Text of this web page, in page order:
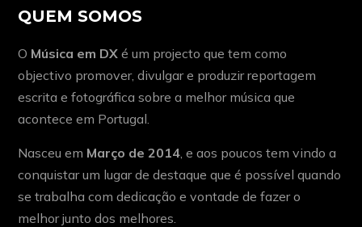
QUEM SOMOS
O Música em DX é um projecto que tem como
objectivo promover, divulgar e produzir reportagem
escrita e fotográfica sobre a melhor música que
acontece em Portugal.
Nasceu em Março de 2014 , e aos poucos tem vindo a
conquistar um lugar de destaque que é possível quando
se trabalha com dedicação e vontade de fazer o
melhor junto dos melhores.